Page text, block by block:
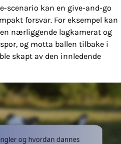
scenario kan en give-and-go
forsvar. For eksempel kan
nærliggende lagkamerat og
og motta ballen tilbake i
skapt av den innledende